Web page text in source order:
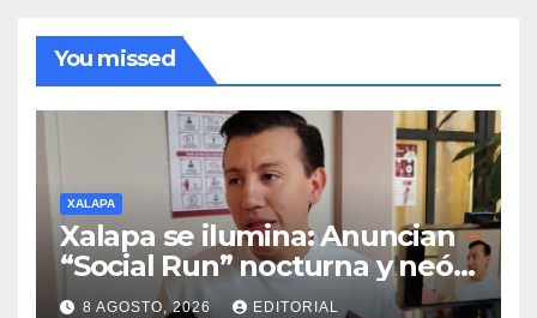
You missed
XALAPA
Xalapa se ilumina: Anuncian
“Social Run” nocturna y neón
con DJ’s este 22 de agosto
8 AGOSTO, 2026 EDITORIAL